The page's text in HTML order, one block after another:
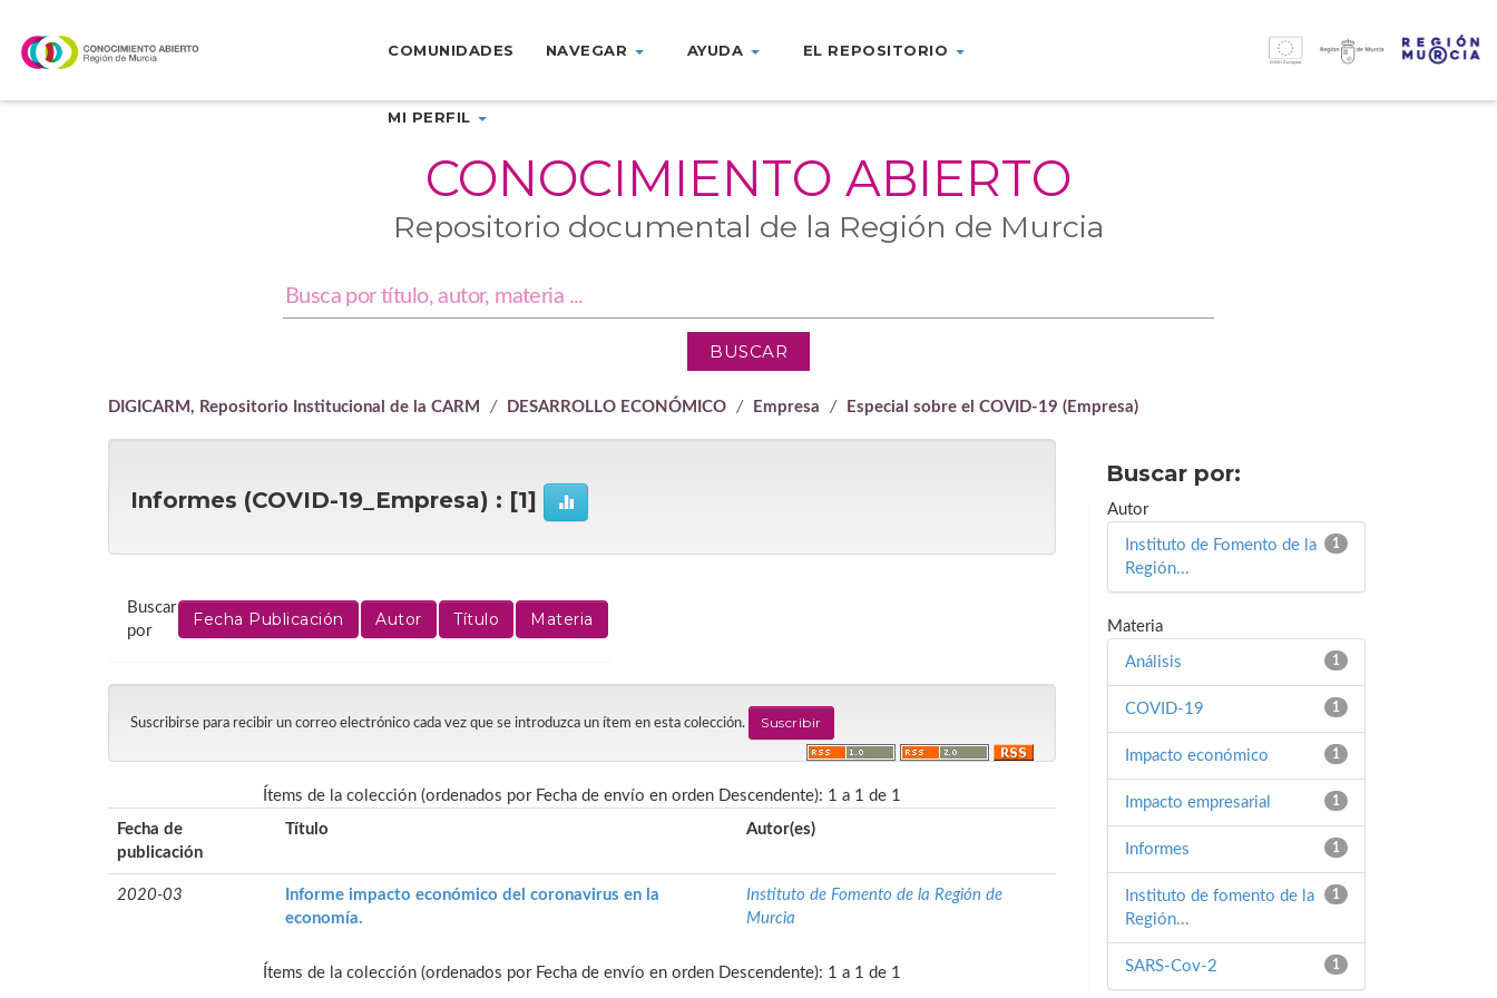
navigation
COMUNIDADES NAVEGAR AYUDA EL REPOSITORIO
MI PERFIL
CONOCIMIENTO ABIERTO
Repositorio documental de la Región de Murcia
DIGICARM, Repositorio Institucional de la CARM DESARROLLO ECONÓMICO Empresa Especial sobre el COVID-19 (Empresa)
Informes (COVID-19_Empresa) : [1]
Buscar
por
Suscribirse para recibir un correo electrónico cada vez que se introduzca un ítem en esta colección.
Ítems de la colección (ordenados por Fecha de envío en orden Descendente): 1 a 1 de 1
Fecha de
publicación
Título Autor(es)
2020-03
Informe impacto económico del coronavirus en la
economía.
Instituto de Fomento de la Región de
Murcia
Ítems de la colección (ordenados por Fecha de envío en orden Descendente): 1 a 1 de 1
Buscar por:
Autor
1
Instituto de Fomento de la
Región...
Materia
1
Análisis
1
COVID-19
1
Impacto económico
1
Impacto empresarial
1
Informes
1
Instituto de fomento de la
Región...
1
SARS-Cov-2